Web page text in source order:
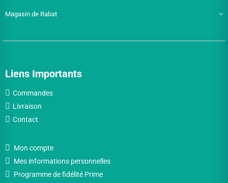
Magasin de Rabat
Liens Importants
Commandes
Livraison
Contact
Mon compte
Mes informations personnelles
Programme de fidélité Prime